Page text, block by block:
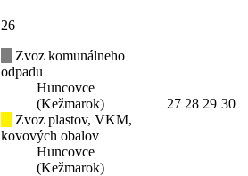
26
Zvoz komunálneho
odpadu
Huncovce
(Kežmarok)
Zvoz plastov, VKM,
kovových obalov
Huncovce
(Kežmarok)
27 28 29 30